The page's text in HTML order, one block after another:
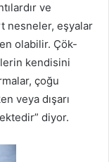
ve
nesneler, eşyalar
olabilir. Çök-
kendisini
çoğu
veya dışarı
diyor.